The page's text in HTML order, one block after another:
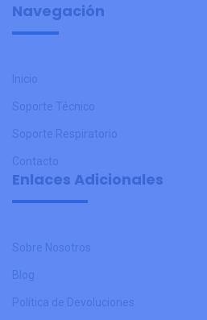
Navegación
Inicio
Soporte Técnico
Soporte Respiratorio
Contacto
Enlaces Adicionales
Sobre Nosotros
Blog
Política de Devoluciones